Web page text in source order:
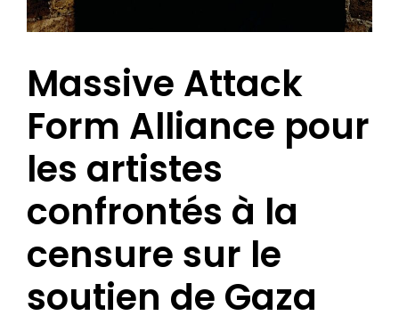
Massive Attack
Form Alliance pour
les artistes
confrontés à la
censure sur le
soutien de Gaza